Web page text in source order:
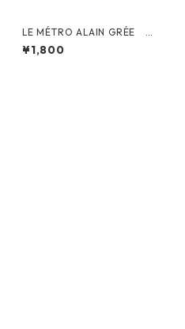
LE MÉTRO ALAIN GRÉE フ
ランス ヴィンテージ絵本
科学絵本
¥1,800